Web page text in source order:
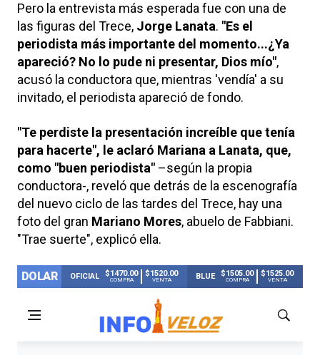
Pero la entrevista más esperada fue con una de
las figuras del Trece, Jorge Lanata. "Es el
periodista más importante del momento...¿Ya
apareció? No lo pude ni presentar, Dios mío",
acusó la conductora que, mientras 'vendía' a su
invitado, el periodista apareció de fondo.
"Te perdiste la presentación increíble que tenía
para hacerte", le aclaró Mariana a Lanata, que,
como "buen periodista" –según la propia
conductora-, reveló que detrás de la escenografía
del nuevo ciclo de las tardes del Trece, hay una
foto del gran Mariano Mores, abuelo de Fabbiani.
"Trae suerte", explicó ella.